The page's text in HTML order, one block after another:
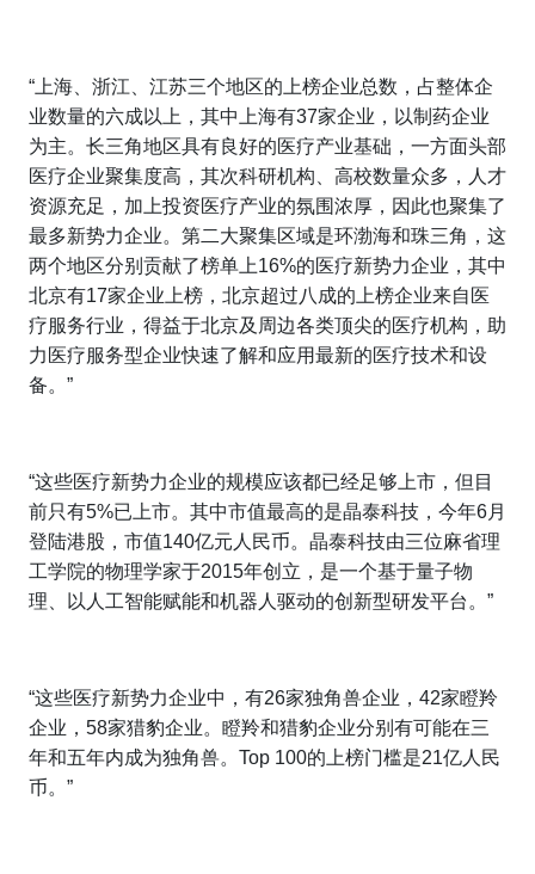
“上海、浙江、江苏三个地区的上榜企业总数，占整体企
业数量的六成以上，其中上海有37家企业，以制药企业
为主。长三角地区具有良好的医疗产业基础，一方面头部
医疗企业聚集度高，其次科研机构、高校数量众多，人才
资源充足，加上投资医疗产业的氛围浓厚，因此也聚集了
最多新势力企业。第二大聚集区域是环渤海和珠三角，这
两个地区分别贡献了榜单上16%的医疗新势力企业，其中
北京有17家企业上榜，北京超过八成的上榜企业来自医
疗服务行业，得益于北京及周边各类顶尖的医疗机构，助
力医疗服务型企业快速了解和应用最新的医疗技术和设
备。”
“这些医疗新势力企业的规模应该都已经足够上市，但目
前只有5%已上市。其中市值最高的是晶泰科技，今年6月
登陆港股，市值140亿元人民币。晶泰科技由三位麻省理
工学院的物理学家于2015年创立，是一个基于量子物
理、以人工智能赋能和机器人驱动的创新型研发平台。”
“这些医疗新势力企业中，有26家独角兽企业，42家瞪羚
企业，58家猎豹企业。瞪羚和猎豹企业分别有可能在三
年和五年内成为独角兽。Top 100的上榜门槛是21亿人民
币。”